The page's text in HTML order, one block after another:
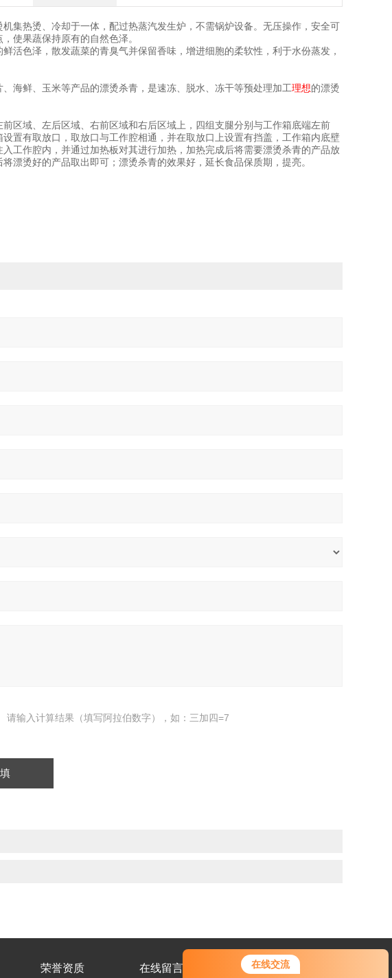
在线交流
集热烫、冷却于一体，配过热蒸汽发生炉，不需锅炉设备。无压操作，安全可
使果蔬保持原有的自然色泽。
活色泽，散发蔬菜的青臭气并保留香味，增进细胞的柔软性，利于水份蒸发，
海鲜、玉米等产品的漂烫杀青，是速冻、脱水、冻干等预处理加工理想的漂烫
区域、左后区域、右前区域和右后区域上，四组支腿分别与工作箱底端左前
置有取放口，取放口与工作腔相通，并在取放口上设置有挡盖，工作箱内底壁
工作腔内，并通过加热板对其进行加热，加热完成后将需要漂烫杀青的产品放
漂烫好的产品取出即可；漂烫杀青的效果好，延长食品保质期，提亮。
请输入计算结果（填写阿拉伯数字），如：三加四=7
荣誉资质 在线留言 联系我们